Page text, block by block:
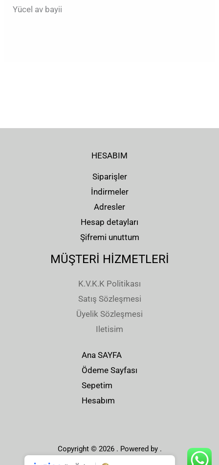
Yücel av bayii
HESABIM
Siparişler
İndirmeler
Adresler
Hesap detayları
Şifremi unuttum
MÜŞTERİ HİZMETLERİ
K.V.K.K Politikası
Satış Sözleşmesi
Üyelik Sözleşmesi
Iletisim
Ana SAYFA
Ödeme Sayfası
Sepetim
Hesabım
Copyright © 2026 . Powered by .